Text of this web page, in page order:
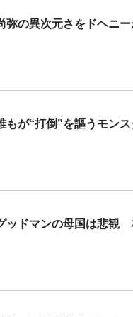
の異次元さをドヘニー
が“打倒”を謳うモン
ッドマンの母国は悲観